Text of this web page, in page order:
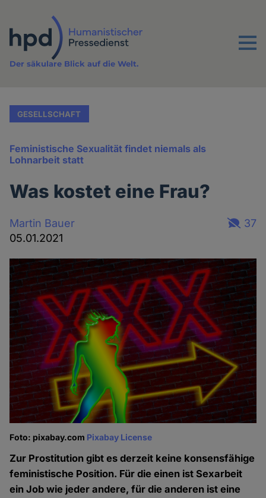
Inhalt
Menu
Der säkulare Blick auf die Welt.
GESELLSCHAFT
Feministische Sexualität findet niemals als
Lohnarbeit statt
Was kostet eine Frau?
Martin Bauer
05.01.2021
37
Foto: pixabay.com Pixabay License
Zur Prostitution gibt es derzeit keine konsensfähige
feministische Position. Für die einen ist Sexarbeit
ein Job wie jeder andere, für die anderen ist eine